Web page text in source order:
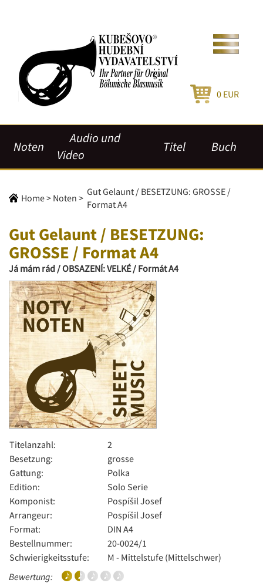
0 EUR
Noten
Audio und
Video
Titel Buch
Home> Noten >
Gut Gelaunt / BESETZUNG: GROSSE /
Format A4
Gut Gelaunt / BESETZUNG:
GROSSE / Format A4
Já mám rád / OBSAZENÍ: VELKÉ / Formát A4
Titelanzahl:
2
Besetzung:
grosse
Gattung:
Polka
Edition:
Solo Serie
Komponist:
Pospíšil Josef
Arrangeur:
Pospíšil Josef
Format:
DIN A4
Bestellnummer:
20-0024/1
Schwierigkeitsstufe:
M - Mittelstufe (Mittelschwer)
Bewertung: